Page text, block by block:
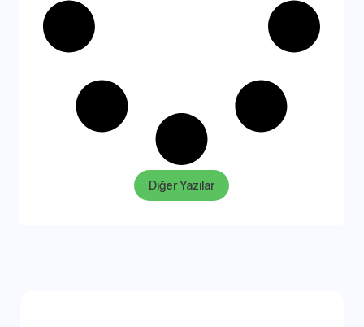
Diğer Yazılar